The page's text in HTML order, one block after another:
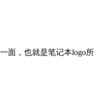
面，也就是笔记本logo所